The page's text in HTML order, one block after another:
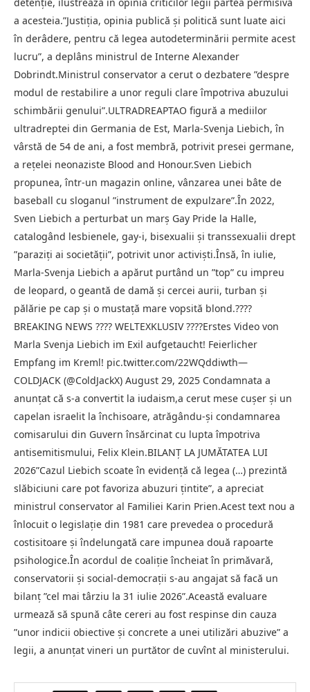
a acesteia.”Justiţia, opinia publică şi politică sunt luate aici
în derâdere, pentru că legea autodeterminării permite acest
lucru”, a deplâns ministrul de Interne Alexander
Dobrindt.Ministrul conservator a cerut o dezbatere ”despre
modul de restabilire a unor reguli clare împotriva abuzului
schimbării genului”.ULTRADREAPTAO figură a mediilor
ultradreptei din Germania de Est, Marla-Svenja Liebich, în
vârstă de 54 de ani, a fost membră, potrivit presei germane,
a reţelei neonaziste Blood and Honour.Sven Liebich
propunea, într-un magazin online, vânzarea unei bâte de
baseball cu sloganul ”instrument de expulzare”.În 2022,
Sven Liebich a perturbat un marş Gay Pride la Halle,
catalogând lesbienele, gay-i, bisexualii şi transsexualii drept
”paraziţi ai societăţii”, potrivit unor activişti.Însă, în iulie,
Marla-Svenja Liebich a apărut purtând un ”top” cu impreu
de leopard, o geantă de damă şi cercei aurii, turban şi
pălărie pe cap şi o mustaţă mare vopsită blond.????
BREAKING NEWS ???? WELTEXKLUSIV ????Erstes Video von
Marla Svenja Liebich im Exil aufgetaucht! Feierlicher
Empfang im Kreml! pic.twitter.com/22WQddiwth—
COLDJACK (@ColdJackX) August 29, 2025 Condamnata a
anunţat că s-a convertit la iudaism,a cerut mese cuşer şi un
capelan israelit la închisoare, atrăgându-şi condamnarea
comisarului din Guvern însărcinat cu lupta împotriva
antisemitismului, Felix Klein.BILANŢ LA JUMĂTATEA LUI
2026”Cazul Liebich scoate în evidenţă că legea (…) prezintă
slăbiciuni care pot favoriza abuzuri ţintite”, a apreciat
ministrul conservator al Familiei Karin Prien.Acest text nou a
înlocuit o legislaţie din 1981 care prevedea o procedură
costisitoare şi îndelungată care impunea două rapoarte
psihologice.În acordul de coaliţie încheiat în primăvară,
conservatorii şi social-democraţii s-au angajat să facă un
bilanţ ”cel mai târziu la 31 iulie 2026”.Această evaluare
urmează să spună câte cereri au fost respinse din cauza
”unor indicii obiective şi concrete a unei utilizări abuzive” a
legii, a anunţat vineri un purtător de cuvînt al ministerului.